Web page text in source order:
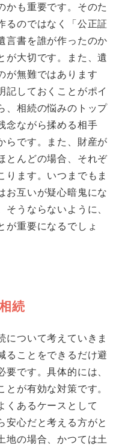
かも重要です。そのた
るのではなく「公正証
言書を誰が作ったのか
が大切です。また、遺
が無難ではあります
記しておくことがポイ
、相続の悩みのトップ
念ながら揉める相手
らです。また、財産が
とんどの場合、それぞ
ります。いつまでもま
お互いが疑心暗鬼にな
うならないように、
が重要になるでしょ
続
ついて考えていきま
ることをできるだけ避
です。具体的には、
が有効な対策です。
くあるケースとして
安心だと考える方がと
地の場合、かつては土